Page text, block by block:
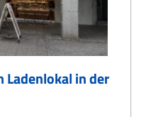
Ladenlokal in der